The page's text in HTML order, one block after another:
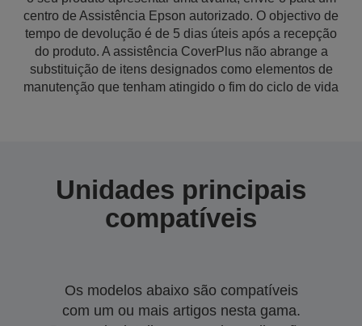
centro de Assistência Epson autorizado. O objectivo de
tempo de devolução é de 5 dias úteis após a recepção
do produto. A assistência CoverPlus não abrange a
substituição de itens designados como elementos de
manutenção que tenham atingido o fim do ciclo de vida
Unidades principais
compatíveis
Os modelos abaixo são compatíveis
com um ou mais artigos nesta gama.